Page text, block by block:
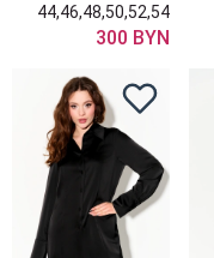
44,46,48,50,52,54
300 BYN